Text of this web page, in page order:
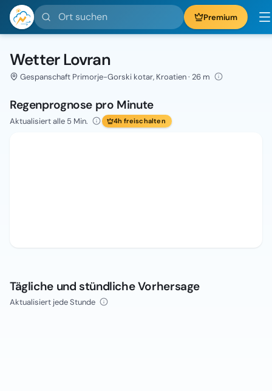
Ort suchen Premium
Wetter Lovran
Gespanschaft Primorje-Gorski kotar, Kroatien · 26 m
Regenprognose pro Minute
Aktualisiert alle 5 Min. 4h freischalten
Tägliche und stündliche Vorhersage
Aktualisiert jede Stunde